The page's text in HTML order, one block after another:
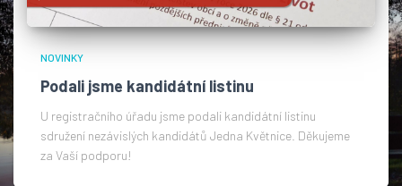
NOVINKY
Podali jsme kandidátní listinu
U registračního úřadu jsme podali kandidátní listinu
sdružení nezávislých kandidátů Jedna Květnice. Děkujeme
za Vaší podporu!